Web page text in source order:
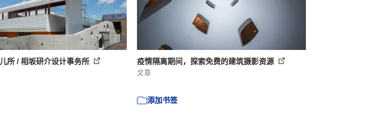
儿所 / 相坂研介设计事务所 疫情隔离期间，探索免费的建筑摄影资源
文章
添加书签